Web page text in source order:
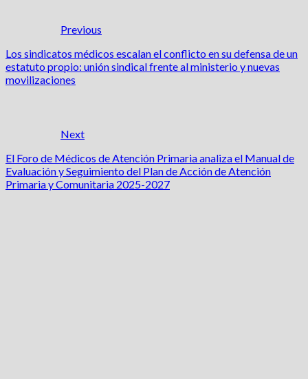
Previous
Los sindicatos médicos escalan el conflicto en su defensa de un
estatuto propio: unión sindical frente al ministerio y nuevas
movilizaciones
Next
El Foro de Médicos de Atención Primaria analiza el Manual de
Evaluación y Seguimiento del Plan de Acción de Atención
Primaria y Comunitaria 2025-2027